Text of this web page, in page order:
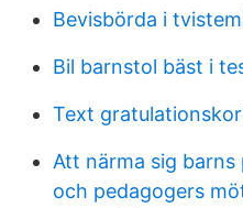
Bevisbörda i
Bil barnstol bäst i
Text
Att närma sig
och pedagogers